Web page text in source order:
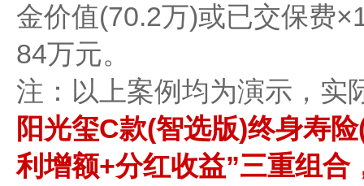
金价值(70.2万)或已交保费
84万元。
注：以上案例均为演示，实
阳光玺C款(智选版)终身寿
利增额+分红收益”三重组